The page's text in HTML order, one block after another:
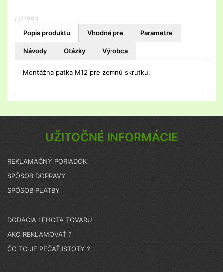
LG1883
Popis produktu Vhodné pre Parametre
Návody Otázky Výrobca
Montážna patka M12 pre zemnú skrutku.
UŽITOČNÉ INFORMÁCIE
REKLAMAČNÝ PORIADOK
SPÔSOB DOPRAVY
SPÔSOB PLATBY
DODACIA LEHOTA TOVARU
AKO REKLAMOVAŤ ?
ČO TO JE PEČAŤ ISTOTY ?